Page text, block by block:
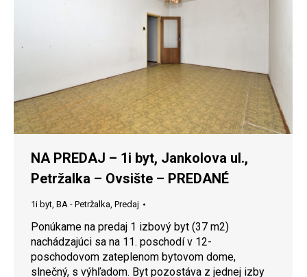
NA PREDAJ – 1i byt, Jankolova ul.,
Petržalka – Ovsište – PREDANÉ
1i byt, BA - Petržalka, Predaj
Ponúkame na predaj 1 izbový byt (37 m2)
nachádzajúci sa na 11. poschodí v 12-
poschodovom zateplenom bytovom dome,
slnečný, s výhľadom. Byt pozostáva z jednej izby